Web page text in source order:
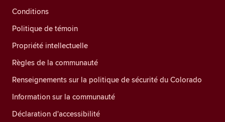
Conditions
Politique de témoin
Propriété intellectuelle
Règles de la communauté
Renseignements sur la politique de sécurité du Colorado
Information sur la communauté
Déclaration d'accessibilité